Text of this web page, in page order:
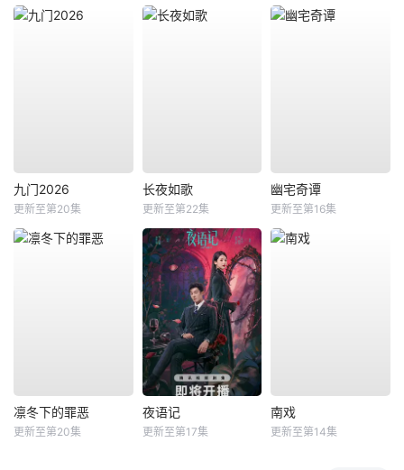
九门2026
更新至第20集
长夜如歌
更新至第22集
幽宅奇谭
更新至第16集
凛冬下的罪恶
更新至第20集
夜语记
更新至第17集
南戏
更新至第14集